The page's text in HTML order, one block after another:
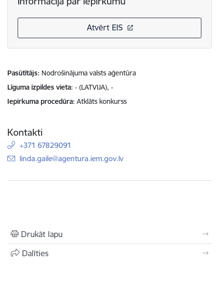
Atvērt EIS
Pasūtītājs Nodrošinājuma valsts aģentūra
Līguma izpildes vieta - (LATVIJA), -
Iepirkuma procedūra Atklāts konkurss
Kontakti
+371 67829091
E-pasts:
linda.gaile@agentura.iem.gov.lv
Drukāt lapu
Dalīties